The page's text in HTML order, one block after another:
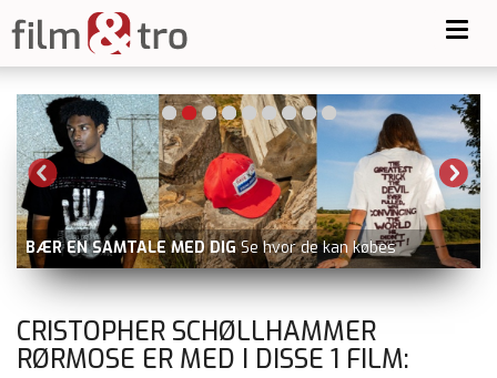
BÆR EN SAMTALE MED DIG Se hvor de kan købes
CRISTOPHER SCHØLLHAMMER
RØRMOSE ER MED I DISSE 1 FILM: